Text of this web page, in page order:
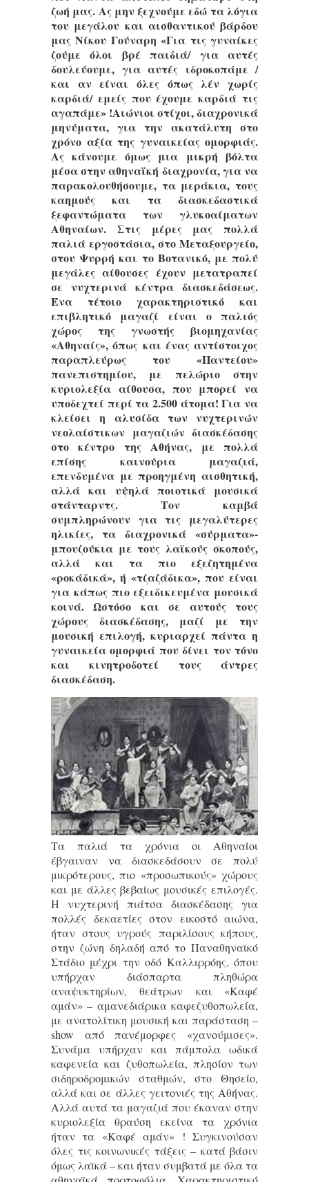
ζωή μας. Ας μην ξεχνούμε εδώ τα λόγια
του μεγάλου και αισθαντικού βάρδου
μας Νίκου Γούναρη «Για τις γυναίκες
ζούμε όλοι βρέ παιδιά/ για αυτές
δουλεύουμε, για αυτές ιδροκοπάμε /
και αν είναι όλες όπως λέν χωρίς
καρδιά/ εμείς που έχουμε καρδιά τις
αγαπάμε» !Αιώνιοι στίχοι, διαχρονικά
μηνύματα, για την ακατάλυτη στο
χρόνο αξία της γυναικείας ομορφιάς.
Ας κάνουμε όμως μια μικρή βόλτα
μέσα στην αθηναϊκή διαχρονία, για να
παρακολουθήσουμε, τα μεράκια, τους
καημούς και τα διασκεδαστικά
ξεφαντώματα των γλυκοαίματων
Αθηναίων. Στις μέρες μας πολλά
παλιά εργοστάσια, στο Μεταξουργείο,
στου Ψυρρή και το Βοτανικό, με πολύ
μεγάλες αίθουσες έχουν μετατραπεί
σε νυχτερινά κέντρα διασκεδάσεως.
Ένα τέτοιο χαρακτηριστικό και
επιβλητικό μαγαζί είναι ο παλιός
χώρος της γνωστής βιομηχανίας
«Αθηναίς», όπως και ένας αντίστοιχος
παραπλεύρως του «Παντείου»
πανεπιστημίου, με πελώριο στην
κυριολεξία αίθουσα, που μπορεί να
υποδεχτεί περί τα 2.500 άτομα! Για να
κλείσει η αλυσίδα των νυχτερινών
νεολαίστικων μαγαζιών διασκέδασης
στο κέντρο της Αθήνας, με πολλά
επίσης καινούρια μαγαζιά,
επενδυμένα με προηγμένη αισθητική,
αλλά και υψηλά ποιοτικά μουσικά
στάνταρντς. Τον καμβά
συμπληρώνουν για τις μεγαλύτερες
ηλικίες, τα διαχρονικά «σύρματα»-
μπουζούκια με τους λαϊκούς σκοπούς,
αλλά και τα πιο εξεζητημένα
«ροκάδικά», ή «τζαζάδικα», που είναι
για κάπως πιο εξειδικευμένα μουσικά
κοινά. Ωστόσο και σε αυτούς τους
χώρους διασκέδασης, μαζί με την
μουσική επιλογή, κυριαρχεί πάντα η
γυναικεία ομορφιά που δίνει τον τόνο
και κινητροδοτεί τους άντρες
διασκέδαση.
Τα παλιά τα χρόνια οι Αθηναίοι
έβγαιναν να διασκεδάσουν σε πολύ
μικρότερους, πιο «προσωπικούς» χώρους
και με άλλες βεβαίως μουσικές επιλογές.
Η νυχτερινή πιάτσα διασκέδασης για
πολλές δεκαετίες στον εικοστό αιώνα,
ήταν στους υγρούς παριλίσους κήπους,
στην ζώνη δηλαδή από το Παναθηναϊκό
Στάδιο μέχρι την οδό Καλλιρρόης, όπου
υπήρχαν διάσπαρτα πληθώρα
αναψυκτηρίων, θεάτρων και «Καφέ
αμάν» – αμανεδιάρικα καφεζυθοπωλεία,
με ανατολίτικη μουσική και παράσταση –
show από πανέμορφες «χανούμισες».
Συνάμα υπήρχαν και πάμπολα ωδικά
καφενεία και ζυθοπωλεία, πλησίον των
σιδηροδρομικών σταθμών, στο Θησείο,
αλλά και σε άλλες γειτονιές της Αθήνας.
Αλλά αυτά τα μαγαζιά που έκαναν στην
κυριολεξία θραύση εκείνα τα χρόνια
ήταν τα «Καφέ αμάν» ! Συγκινούσαν
όλες τις κοινωνικές τάξεις – κατά βάσιν
όμως λαϊκά – και ήταν συμβατά με όλα τα